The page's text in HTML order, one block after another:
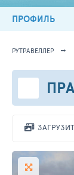
ПРОФИЛЬ
РУТРАВЕЛЛЕР